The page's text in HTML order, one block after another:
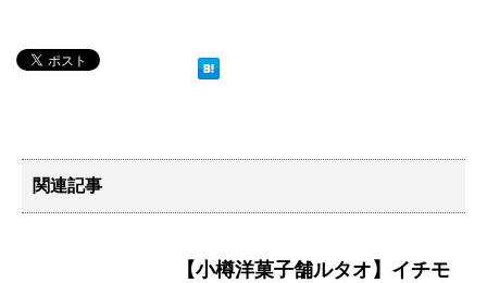
関連記事
【小樽洋菓子舗ルタオ】イチモ